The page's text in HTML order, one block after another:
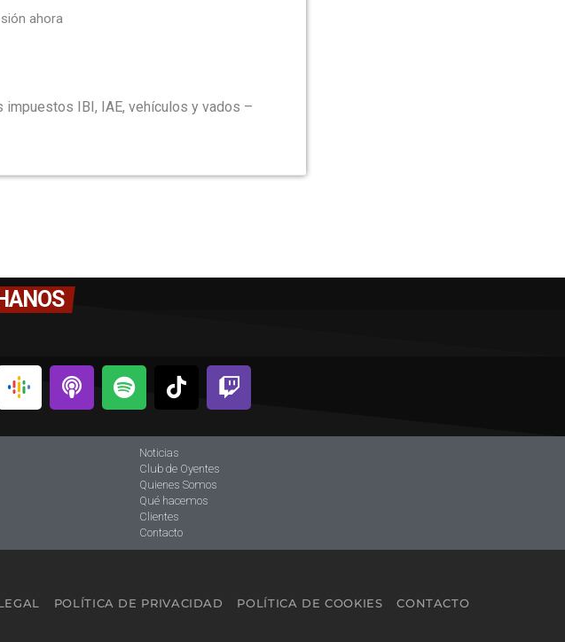
ahora
IBI, IAE, vehículos y vados –
Noticias
Club de Oyentes
Quienes Somos
Qué hacemos
Clientes
Contacto
POLÍTICA DE PRIVACIDAD POLÍTICA DE COOKIES CONTACTO